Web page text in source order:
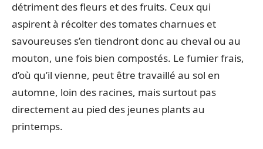
détriment des fleurs et des fruits. Ceux qui
aspirent à récolter des tomates charnues et
savoureuses s’en tiendront donc au cheval ou au
mouton, une fois bien compostés. Le fumier frais,
d’où qu’il vienne, peut être travaillé au sol en
automne, loin des racines, mais surtout pas
directement au pied des jeunes plants au
printemps.